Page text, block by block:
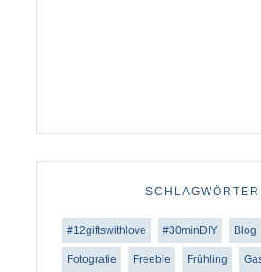
SCHLAGWÖRTER
#12giftswithlove #30minDIY Blog
Fotografie Freebie Frühling